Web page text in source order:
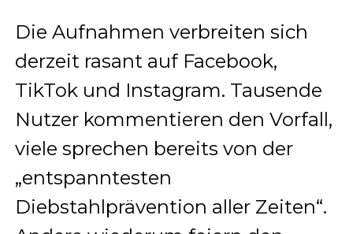
Die Aufnahmen verbreiten sich
derzeit rasant auf Facebook,
TikTok und Instagram. Tausende
Nutzer kommentieren den Vorfall,
viele sprechen bereits von der
„entspanntesten
Diebstahlprävention aller Zeiten“.